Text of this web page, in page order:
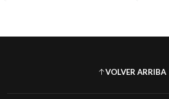
VOLVER ARRIBA